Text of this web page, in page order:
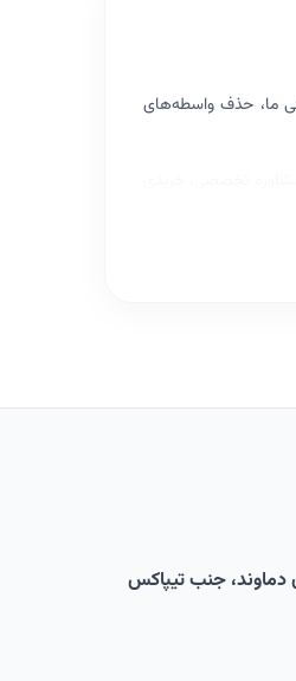
ما، حذف واسطه‌های
دماوند، جنب تیپاکس